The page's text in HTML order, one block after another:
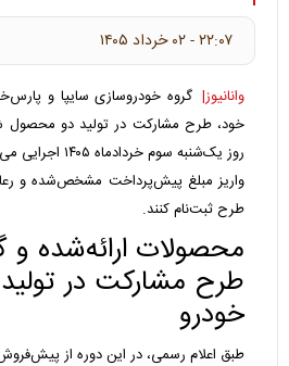
۲۲:۰۷ - ۰۲ خرداد ۱۴۰۵
وانانیوز| گروه خودروسازی سایپا و
روز یک‌شنبه سوم
واریز مبلغ پیش‌پرداخت مشخص‌شده و
طرح ثبت‌نام کنند.
محصولات ارائه‌شده
طرح مشارکت در
خودرو